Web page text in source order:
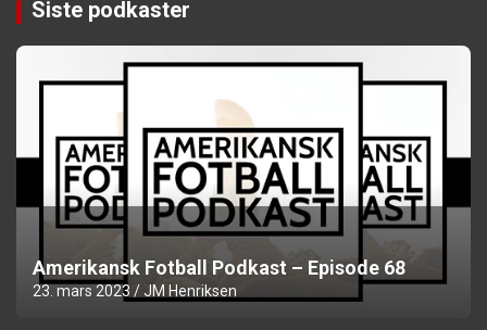
Siste podkaster
Amerikansk Fotball Podkast – Episode 68
23. mars 2023 JM Henriksen